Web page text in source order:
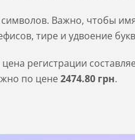
Важно, чтобы
тире и удвоение
регистрации
по цене2474.80 грн.